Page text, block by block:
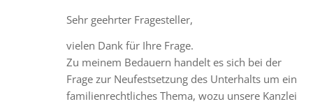
Sehr geehrter Fragesteller,
vielen Dank für Ihre Frage.
Zu meinem Bedauern handelt es sich bei der
Frage zur Neufestsetzung des Unterhalts um ein
familienrechtliches Thema, wozu unsere Kanzlei